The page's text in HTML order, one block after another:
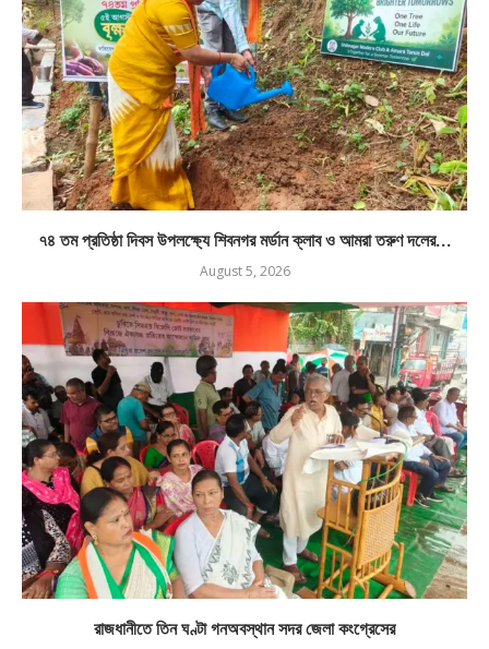
৭৪ তম প্রতিষ্ঠা দিবস উপলক্ষ্যে শিবনগর মর্ডান ক্লাব ও আমরা তরুণ দলের...
August 5, 2026
রাজধানীতে তিন ঘণ্টা গনঅবস্থান সদর জেলা কংগ্রেসের